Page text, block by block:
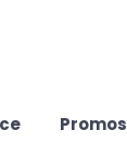
Promos